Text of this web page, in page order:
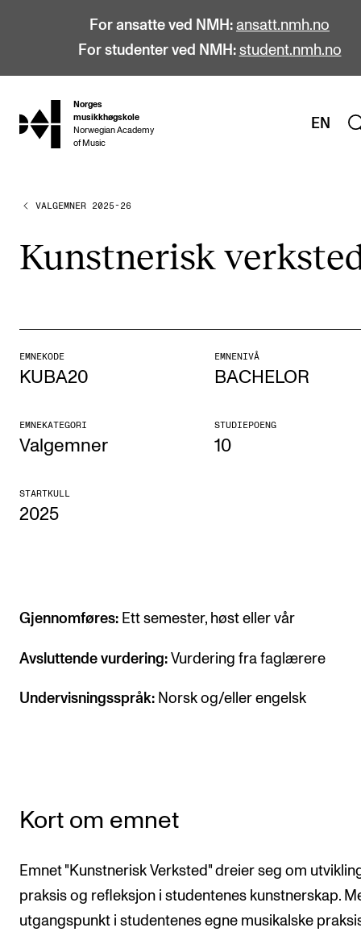
For ansatte ved NMH: ansatt.nmh.no
For studenter ved NMH: student.nmh.no
hjem
Norges
musikkhøgskole
Norwegian Academy
of Music
EN
STUDIER
Bachelor
Doktorgrad
Årsstudium og videreutdanning
Etterutdanning og kurs
Søknad og opptak
Studentutvalet SUT (student.nmh.no)
CERM
Publikasjoner
INTERNASJONALT
Utveksling
VALGEMNER 2025-26
Kunst­ne­risk
EMNEKODE
KUBA20
EMNENIVÅ
BACHELOR
EMNEKATEGORI
Valgemner
STUDIEPOENG
10
STARTKULL
2025
Gjennomføres: Ett semester, høst eller vår
Avsluttende vurdering: Vurdering fra faglærere
Undervisningsspråk: Norsk og/eller engelsk
Kort om emnet
Emnet "Kunstnerisk Verksted" dreier seg om
praksis og refleksjon i studentenes kunstnerskap.
utgangspunkt i studentenes egne musikalske